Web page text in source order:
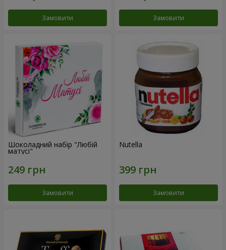
Замовити Замовити
Шоколадний набір "Любій
матусі"
Замовити
Nutella
Замовити